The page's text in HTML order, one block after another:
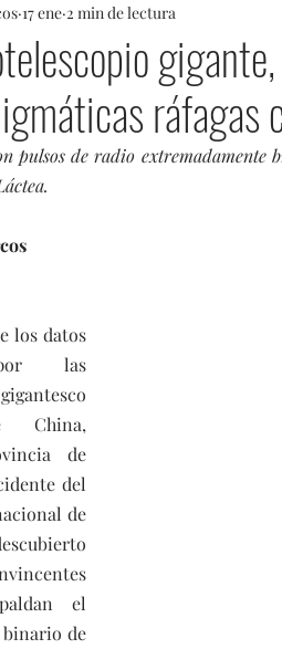
China
ráfagas
17 ene 2 min de lectura
pulsos de radio
los datos
por las
China,
de
del
de
el
de